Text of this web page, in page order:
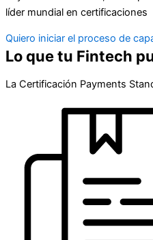
líder mundial en certificaciones
Quiero iniciar el proceso de
Lo que tu Fintech
La Certificación Payments